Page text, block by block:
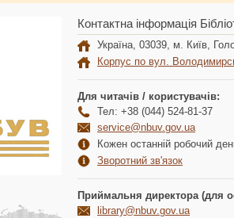
Контактна інформація
Україна, 03039, м. Київ,
Корпус по вул.
Для читачів / користувачів:
Тел: +38 (044) 524-81-37
service@nbuv.gov.ua
Кожен останній робочий
Зворотний зв'язок
Приймальня директора (для
library@nbuv.gov.ua